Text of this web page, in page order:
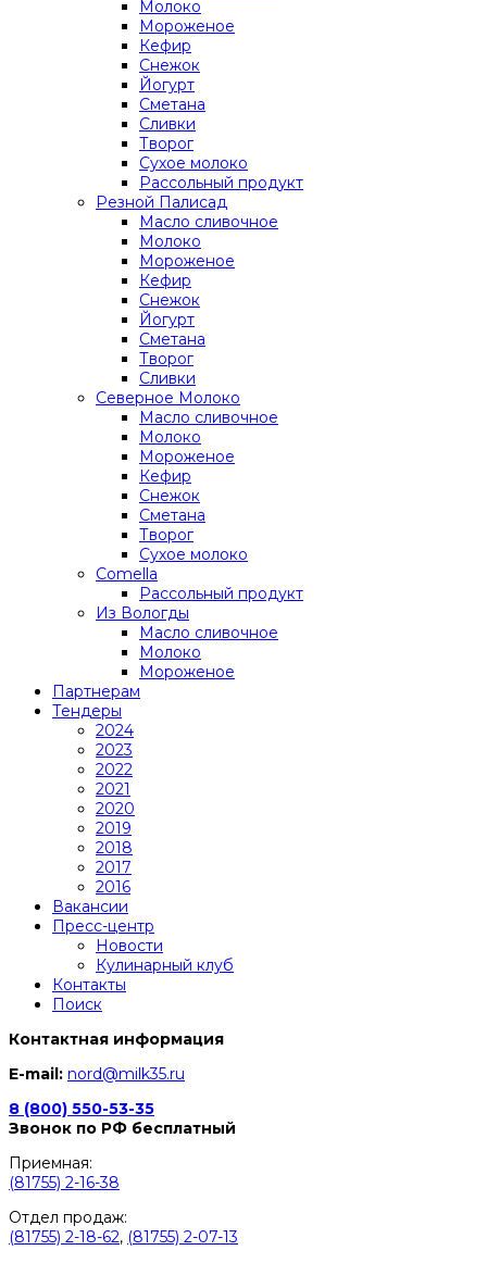
Молоко
Мороженое
Кефир
Снежок
Йогурт
Сметана
Сливки
Творог
Сухое молоко
Рассольный продукт
Резной Палисад
Масло сливочное
Молоко
Мороженое
Кефир
Снежок
Йогурт
Сметана
Творог
Сливки
Северное Молоко
Масло сливочное
Молоко
Мороженое
Кефир
Снежок
Сметана
Творог
Сухое молоко
Comеlla
Рассольный продукт
Из Вологды
Масло сливочное
Молоко
Мороженое
Партнерам
Тендеры
2024
2023
2022
2021
2020
2019
2018
2017
2016
Вакансии
Пресс-центр
Новости
Кулинарный клуб
Контакты
Поиск
Контактная информация
E-mail: nord@milk35.ru
8 (800) 550-53-35
Звонок по РФ бесплатный
Приемная:
(81755) 2-16-38
Отдел продаж:
(81755) 2-18-62, (81755) 2-07-13